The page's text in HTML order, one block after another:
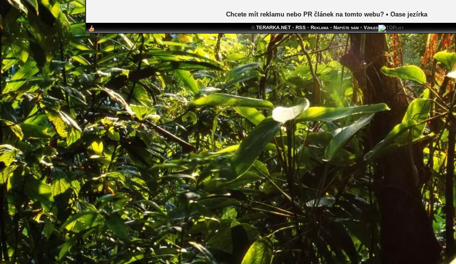
Chcete mít reklamu nebo PR článek na tomto webu? • Oase jezírka
©TERARKA.NET • RSS • Reklama • Napište nám • Vzhled